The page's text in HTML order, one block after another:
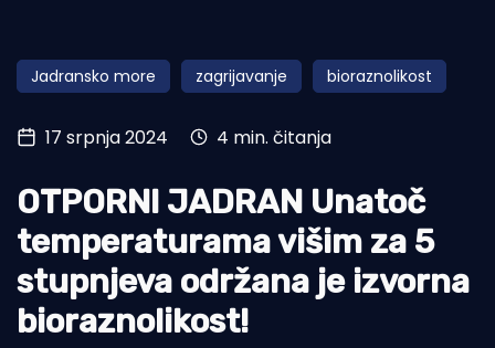
Obala
Otoci
Turizam i nautika
Pomorstvo
Ribolov
Ekologija
Tradicija i kultura
Jadransko more zagrijavanje bioraznolikost
17 srpnja 2024 4 min. čitanja
OTPORNI JADRAN Unatoč
temperaturama višim za 5
stupnjeva održana je izvorna
bioraznolikost!